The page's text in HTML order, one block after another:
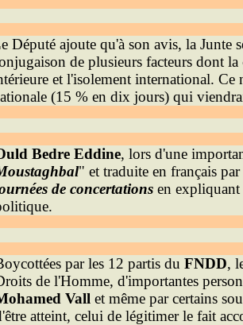
Député ajoute qu'à son avis, la Junte
de plusieurs facteurs dont
et l'isolement international. Ce
(15 % en dix jours) qui
Bedre Eddine, lors d'une
" et traduite en français
de concertations en
par les 12 partis du FNDD,
de l'Homme, d'importantes
Vall et même par certains
atteint, celui de légitimer le fait